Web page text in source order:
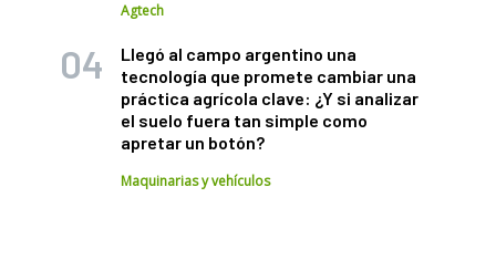
Agtech
Llegó al campo argentino una
tecnología que promete cambiar una
práctica agrícola clave: ¿Y si analizar
el suelo fuera tan simple como
apretar un botón?
Maquinarias y vehículos